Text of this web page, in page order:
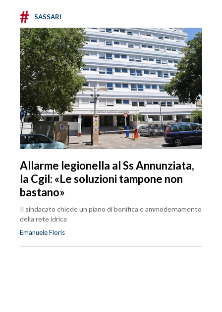
# SASSARI
Allarme legionella al Ss Annunziata,
la Cgil: «Le soluzioni tampone non
bastano»
Il sindacato chiede un piano di bonifica e ammodernamento
della rete idrica
Emanuele Floris